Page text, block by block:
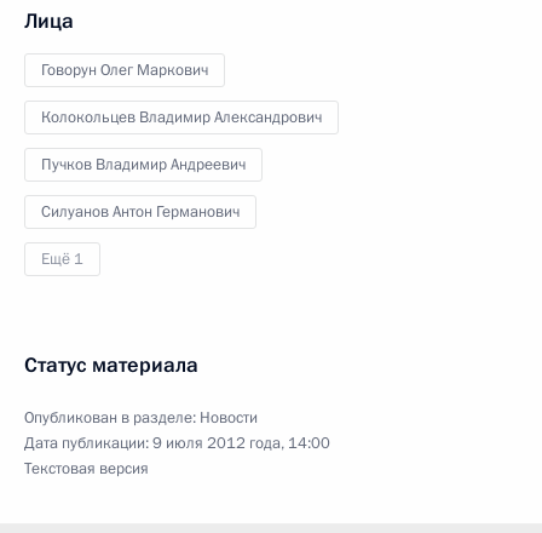
Лица
Говорун Олег Маркович
Колокольцев Владимир Александрович
Пучков Владимир Андреевич
Силуанов Антон Германович
Ещё 1
Статус материала
Опубликован в разделе: Новости
Дата публикации:9 июля 2012 года, 14:00
Текстовая версия